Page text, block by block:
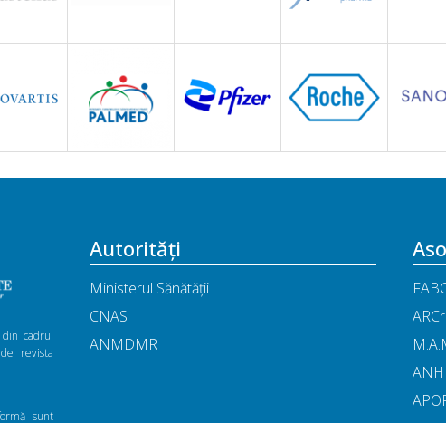
cadrul
revista
sunt
Autorități
Ministerul Sănătății
CNAS
ANMDMR